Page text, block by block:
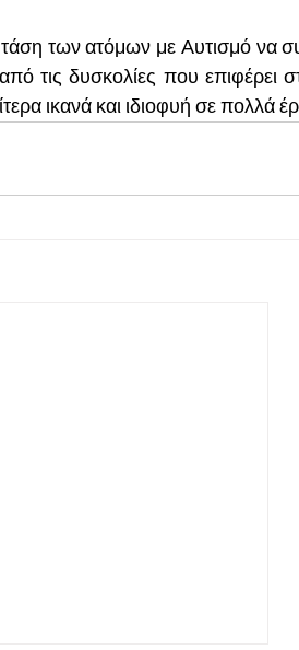
των ατόμων με Αυτισμό να
τις δυσκολίες που επιφέρει
ικανά και ιδιοφυή σε πολλά